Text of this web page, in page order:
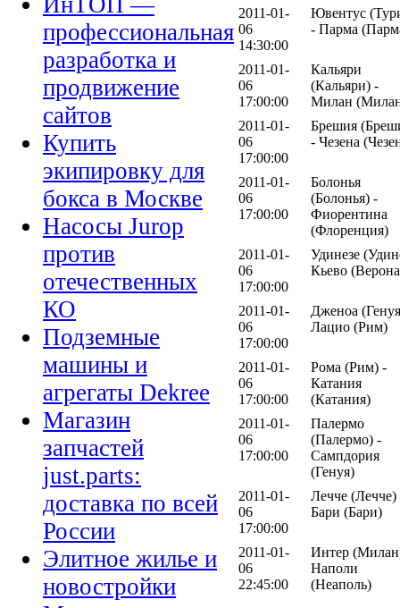
профессиональная
разработка и
продвижение
сайтов
Купить
экипировку для
бокса в Москве
Насосы Jurop
против
отечественных
КО
Подземные
машины и
агрегаты Dekree
Магазин
запчастей
just.parts:
доставка по всей
России
Элитное жилье и
новостройки
2011-01-
06
14:30:00
Ювентус
- Парма
2011-01-
06
17:00:00
Кальяри
(Кальяри) -
Милан
2011-01-
06
17:00:00
Брешия
- Чезена
2011-01-
06
17:00:00
Болонья
(Болонья) -
Фиорентина
(Флоренция)
2011-01-
06
17:00:00
Удинезе
Кьево
2011-01-
06
17:00:00
Дженоа
Лацио (Рим)
2011-01-
06
17:00:00
Рома (Рим) -
Катания
(Катания)
2011-01-
06
17:00:00
Палермо
(Палермо) -
Сампдория
(Генуя)
2011-01-
06
17:00:00
Лечче (Лечче)
Бари (Бари)
2011-01-
06
22:45:00
Интер
Наполи
(Неаполь)